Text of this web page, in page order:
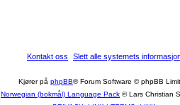
Slett alle systemets
Kontakt oss
Kjører på phpBB® Forum Software © phpBB
Norwegian (bokmål) Language Pack © Lars Christian